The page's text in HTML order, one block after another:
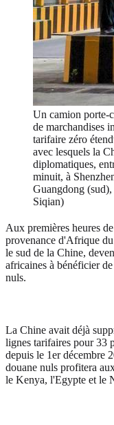
Un camion porte-
de marchandises
tarifaire zéro
avec lesquels la
diplomatiques,
minuit, à
Guangdong
Siqian)
Aux premières heures
provenance d'Afrique du
le sud de la Chine,
africaines à bénéficier
nuls.
La Chine avait déjà
lignes tarifaires pour 33
depuis le 1er décembre
douane nuls profitera
le Kenya, l'Egypte et le